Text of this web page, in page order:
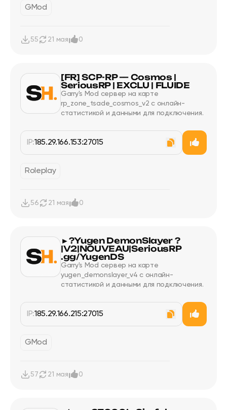
GMod
55 21 мая 0
[FR] SCP-RP — Cosmos |
SeriousRP | EXCLU | FLUIDE
Garry's Mod сервер на карте
rp_zone_tsade_cosmos_v2 с онлайн-
статистикой и данными для подключения.
IP:185.29.166.153:27015
Roleplay
56 21 мая 0
►?Yugen DemonSlayer ?
|V2|NOUVEAU|SeriousRP
.gg/YugenDS
Garry's Mod сервер на карте
yugen_demonslayer_v4 с онлайн-
статистикой и данными для подключения.
IP:185.29.166.215:27015
GMod
57 21 мая 0